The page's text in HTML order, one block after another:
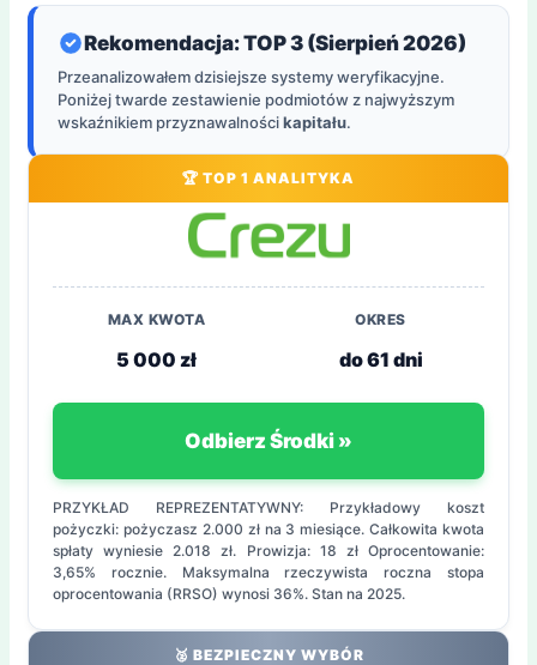
Rekomendacja: TOP 3 (Sierpień 2026)
Przeanalizowałem dzisiejsze systemy weryfikacyjne.
Poniżej twarde zestawienie podmiotów z najwyższym
wskaźnikiem przyznawalnościkapitału.
🏆 TOP 1 ANALITYKA
MAX KWOTA
5 000 zł
OKRES
do 61 dni
Odbierz Środki »
PRZYKŁAD REPREZENTATYWNY: Przykładowy koszt
pożyczki: pożyczasz 2.000 zł na 3 miesiące. Całkowita kwota
spłaty wyniesie 2.018 zł. Prowizja: 18 zł Oprocentowanie:
3,65% rocznie. Maksymalna rzeczywista roczna stopa
oprocentowania (RRSO) wynosi 36%. Stan na 2025.
🥈 BEZPIECZNY WYBÓR